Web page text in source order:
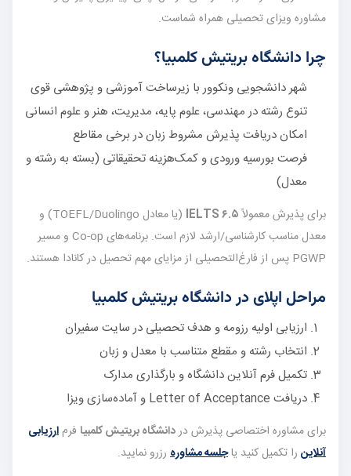
مشاوره ویزای تحصیلی همراه شماست.
چرا دانشگاه بریتیش کلمبیا؟
شهر دانشجویی ونکوور با زیرساخت آموزشی و پژوهشی قوی
تنوع رشته در مهندسی، علوم پایه، مدیریت، هنر و علوم انسانی
امکان دریافت پذیرش مشروط زبان در برخی مقاطع
فرصت بورسیه ورودی و کمک‌هزینه تحقیقاتی (بسته به رشته و
معدل)
برای پذیرش معمولاًIELTS ۶.۵
(یا معادل TOEFL/Duolingo) و
معدل مناسب کارشناسی/ارشد لازم است. برنامه‌های Co-op و مسیر
PGWP پس از فارغ‌التحصیلی از مزایای مهم تحصیل در کانادا هستند.
مراحل اپلای در دانشگاه بریتیش کلمبیا
ارزیابی اولیه رزومه و هدف تحصیلی در سایت سفیران
انتخاب رشته و مقطع متناسب با معدل و زبان
تکمیل فرم آنلاین دانشگاه و بارگذاری مدارک
دریافت Letter of Acceptance و آماده‌سازی ویزا
برای مشاوره اختصاصی پذیرش دردانشگاه بریتیش کلمبیا فرم ارزیابی
آنلاین را تکمیل کنید یاجلسه مشاوره رزرو نمایید.